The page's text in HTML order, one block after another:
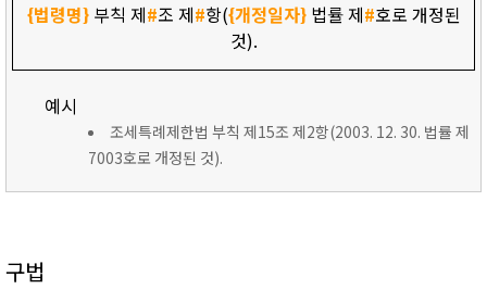
{법령명}부칙 제#조 제#항({개정일자}법률 제#호로 개정된
것).
예시
조세특례제한법 부칙 제15조 제2항(2003. 12. 30. 법률 제
7003호로 개정된 것).
구법